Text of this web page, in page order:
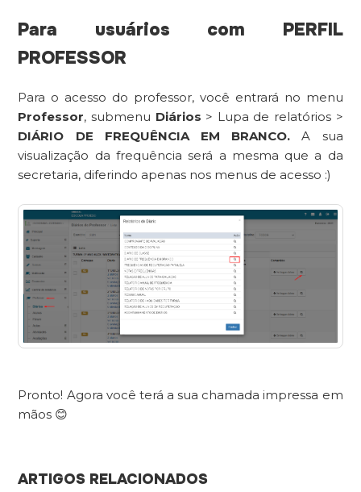
Para usuários com PERFIL
PROFESSOR
Para o acesso do professor, você entrará no menu
Professor, submenu Diários > Lupa de relatórios >
DIÁRIO DE FREQUÊNCIA EM BRANCO.A sua
visualização da frequência será a mesma que a da
secretaria, diferindo apenas nos menus de acesso :)
Pronto! Agora você terá a sua chamada impressa em
mãos 😊
ARTIGOS RELACIONADOS